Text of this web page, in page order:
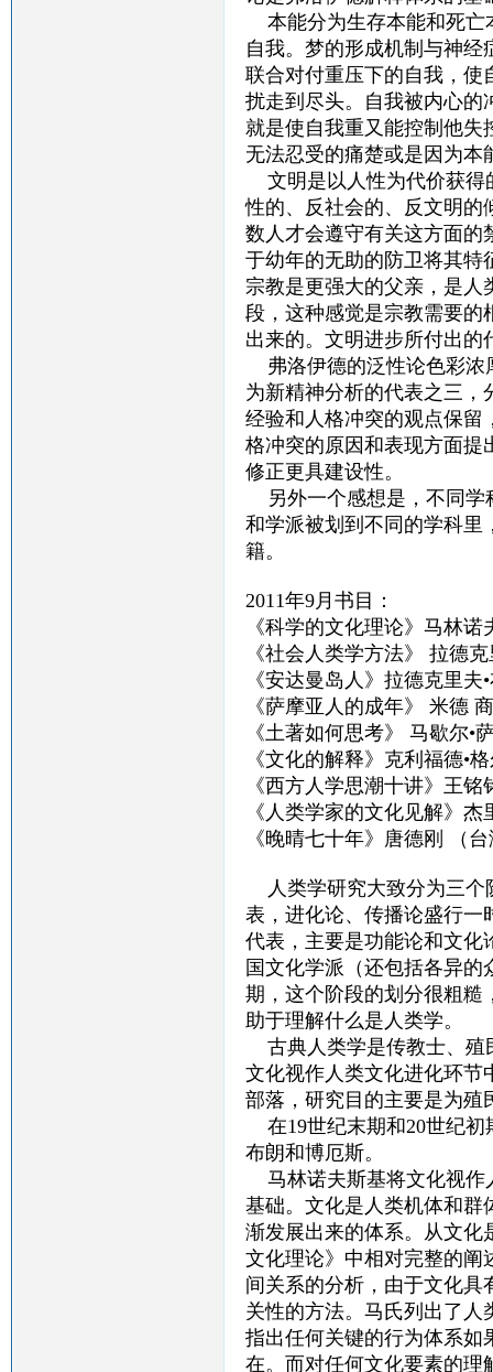
本能分为生存本能和死亡
自我。梦的形成机制与神
联合对付重压下的自我，使
扰走到尽头。自我被内心的
就是使自我重又能控制他失
无法忍受的痛楚或是因为本
文明是以人性为代价获得
性的、反社会的、反文明的
数人才会遵守有关这方面的
于幼年的无助的防卫将其特
宗教是更强大的父亲，是人
段，这种感觉是宗教需要的
出来的。文明进步所付出的
弗洛伊德的泛性论色彩浓
为新精神分析的代表之三，
经验和人格冲突的观点保留
格冲突的原因和表现方面提
修正更具建设性。
另外一个感想是，不同学
和学派被划到不同的学科里
籍。
2011年9月书目：
《科学的文化理论》马林
《社会人类学方法》 拉德
《安达曼岛人》拉德克里
《萨摩亚人的成年》 米德
《土著如何思考》 马歇尔•
《文化的解释》克利福德•
《西方人学思潮十讲》王
《人类学家的文化见解》杰
《晚晴七十年》唐德刚 （
人类学研究大致分为三个
表，进化论、传播论盛行一
代表，主要是功能论和文化
国文化学派（还包括各异
期，这个阶段的划分很粗糙
助于理解什么是人类学。
古典人类学是传教士、殖
文化视作人类文化进化环节
部落，研究目的主要是为殖
在19世纪末期和20世纪初
布朗和博厄斯。
马林诺夫斯基将文化视作
基础。文化是人类机体和群
渐发展出来的体系。从文化
文化理论》中相对完整的阐
间关系的分析，由于文化具
关性的方法。马氏列出了人
指出任何关键的行为体系如
在。而对任何文化要素的理